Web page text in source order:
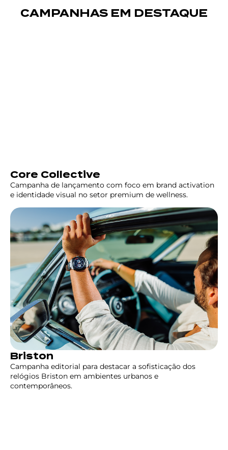
CAMPANHAS EM DESTAQUE
Core Collective
Campanha de lançamento com foco em brand activation
e identidade visual no setor premium de wellness.
Briston
Campanha editorial para destacar a sofisticação dos
relógios Briston em ambientes urbanos e
contemporâneos.